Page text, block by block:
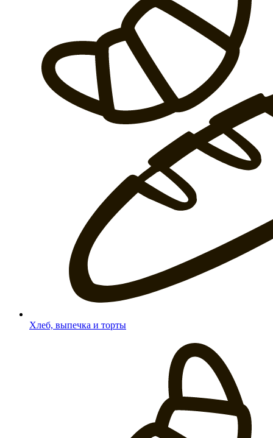
Хлеб, выпечка и торты